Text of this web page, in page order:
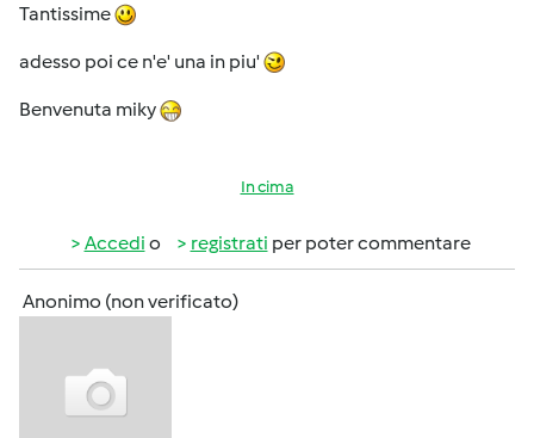
Tantissime
adesso poi ce n'e' una in piu'
Benvenuta miky
In cima
Accedi o registrati per poter commentare
Anonimo (non verificato)